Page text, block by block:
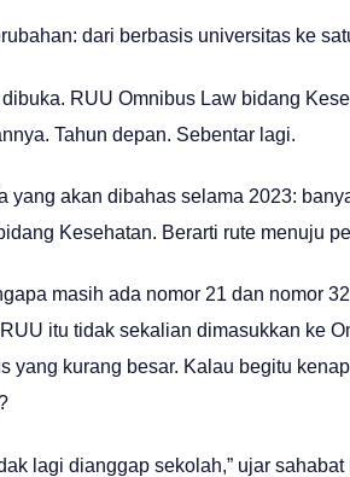
dari berbasis universitas ke
RUU Omnibus Law bidang
Tahun depan. Sebentar lagi.
yang akan dibahas selama 2023:
Kesehatan. Berarti rute menuju
masih ada nomor 21 dan nomor
itu tidak sekalian dimasukkan ke
yang kurang besar. Kalau begitu
lagi dianggap sekolah,” ujar